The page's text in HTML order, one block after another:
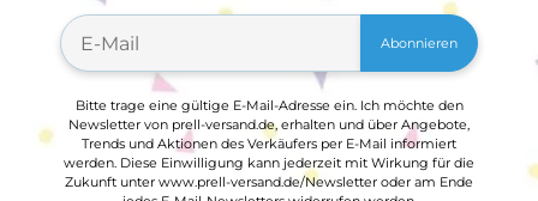
Abonnieren
Bitte trage eine gültige E-Mail-Adresse ein. Ich möchte den
Newsletter von prell-versand.de, erhalten und über Angebote,
Trends und Aktionen des Verkäufers per E-Mail informiert
werden. Diese Einwilligung kann jederzeit mit Wirkung für die
Zukunft unter www.prell-versand.de/Newsletter oder am Ende